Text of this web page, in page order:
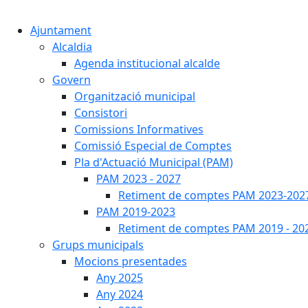
Ajuntament
Alcaldia
Agenda institucional alcalde
Govern
Organització municipal
Consistori
Comissions Informatives
Comissió Especial de Comptes
Pla d'Actuació Municipal (PAM)
PAM 2023 - 2027
Retiment de comptes PAM 2023-
PAM 2019-2023
Retiment de comptes PAM 2019 -
Grups municipals
Mocions presentades
Any 2025
Any 2024